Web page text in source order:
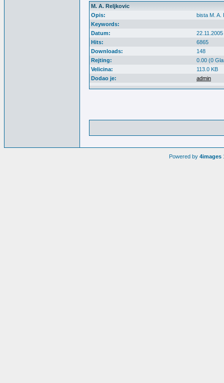
M. A. Reljkovic
Opis:
bista M. A.
Keywords:
Datum:
Hits:
6865
Downloads:
148
Rejting:
0.00 (0
Velicina:
113.0 KB
Dodao je:
admin
Powered by 4images